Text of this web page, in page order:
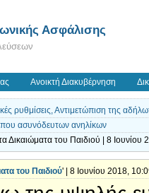
Ασφάλισης
Ανοικτή Διακυβέρνηση
ρυθμίσεις, Αντιμετώπιση της
ασυνόδευτων ανηλίκων
Δικαιώματα του Παιδιού | 8 Ιουνίου
του Παιδιού' | 8 Ιουνίου 2018,